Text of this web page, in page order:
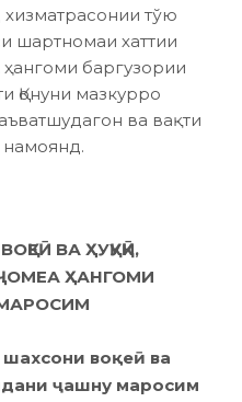
тўю
шартномаи хаттии
баргузории
Қонуни мазкурро
ва вақти
намоянд.
ВА ҲУҚУҚӢ,
ҲАНГОМИ
воқеӣ ва
ҷашну маросим